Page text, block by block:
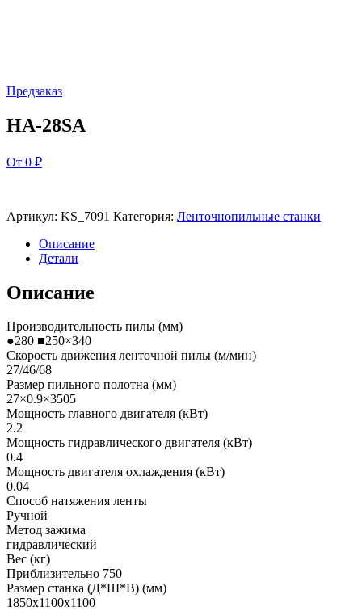
Предзаказ
HA-28SA
От 0 ₽
Артикул: KS_7091 Категория: Ленточнопильные станки
Описание
Детали
Описание
Производительность пилы (мм)
●280 ■250×340
Скорость движения ленточной пилы (м/мин)
27/46/68
Размер пильного полотна (мм)
27×0.9×3505
Мощность главного двигателя (кВт)
2.2
Мощность гидравлического двигателя (кВт)
0.4
Мощность двигателя охлаждения (кВт)
0.04
Способ натяжения ленты
Ручной
Метод зажима
гидравлический
Вес (кг)
Приблизительно 750
Размер станка (Д*Ш*В) (мм)
1850x1100x1100